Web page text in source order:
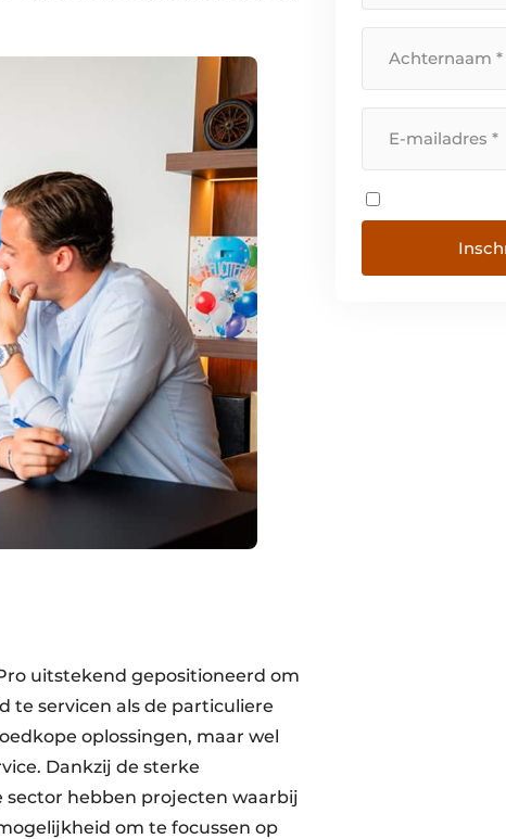
uitstekend gepositioneerd om
te servicen als de particuliere
oplossingen, maar wel
Dankzij de sterke
hebben projecten waarbij
om te focussen op